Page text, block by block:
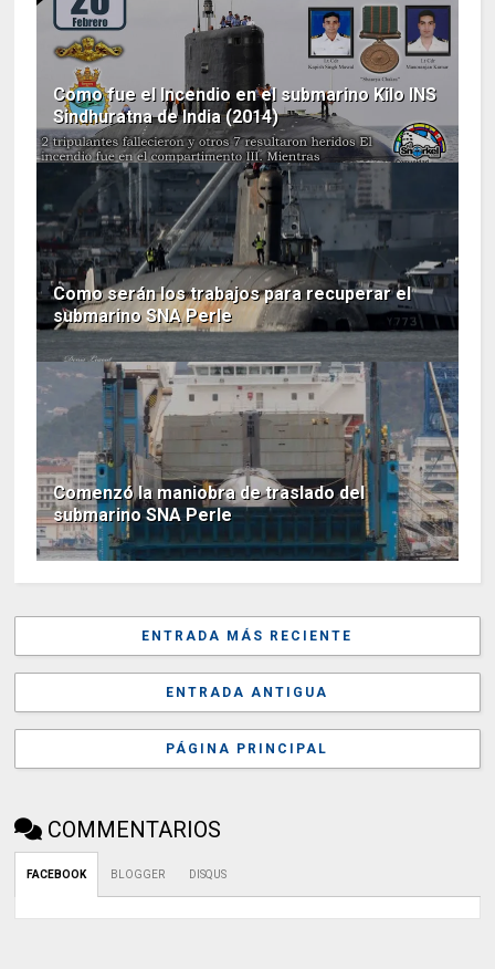
Como fue el Incendio en el submarino Kilo INS
Sindhuratna de India (2014)
Como serán los trabajos para recuperar el
submarino SNA Perle
Comenzó la maniobra de traslado del
submarino SNA Perle
ENTRADA MÁS RECIENTE
ENTRADA ANTIGUA
PÁGINA PRINCIPAL
COMMENTARIOS
FACEBOOK BLOGGER DISQUS